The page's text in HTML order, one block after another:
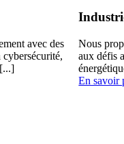
avec des
Nous
aux défis
En savoir